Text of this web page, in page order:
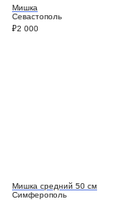
Мишка
Севастополь
₽2 000
Мишка средний 50 см
Симферополь